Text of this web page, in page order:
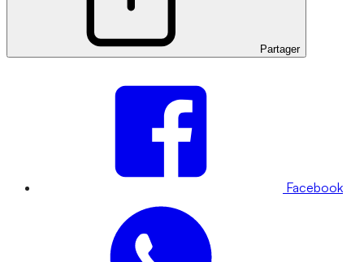
Partager
Facebook